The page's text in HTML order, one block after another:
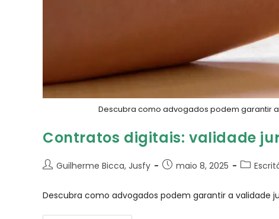
Descubra como advogados podem garantir
Contratos digitais: validade
Guilherme Bicca, Jusfy maio 8, 2025
Descubra como advogados podem garantir a validade